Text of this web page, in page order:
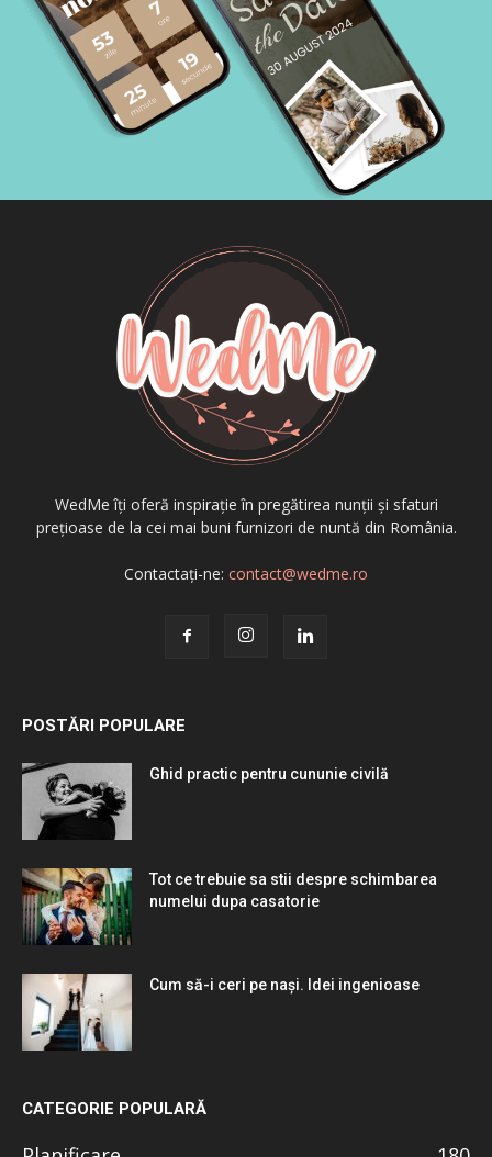
WedMe îți oferă inspirație în pregătirea nunții și sfaturi
prețioase de la cei mai buni furnizori de nuntă din România.
Contactați-ne: contact@wedme.ro
POSTĂRI POPULARE
Ghid practic pentru cununie civilă
Tot ce trebuie sa stii despre schimbarea
numelui dupa casatorie
Cum să-i ceri pe nași. Idei ingenioase
CATEGORIE POPULARĂ